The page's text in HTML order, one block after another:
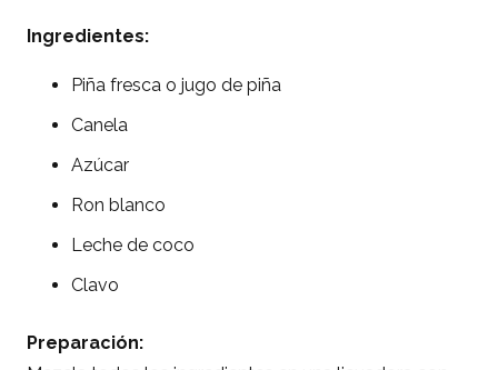
Ingredientes:
Piña fresca o jugo de piña
Canela
Azúcar
Ron blanco
Leche de coco
Clavo
Preparación: